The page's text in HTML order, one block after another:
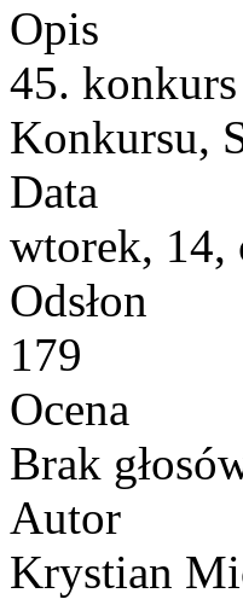
Opis
45.
Konkursu,
Data
wtorek, 14,
Odsłon
179
Ocena
Brak
Autor
Krystian